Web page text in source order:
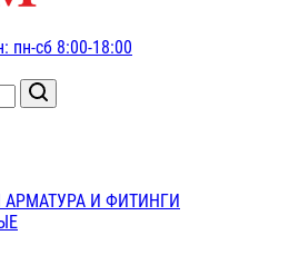
пн-сб 8:00-18:00
И ФИТИНГИ